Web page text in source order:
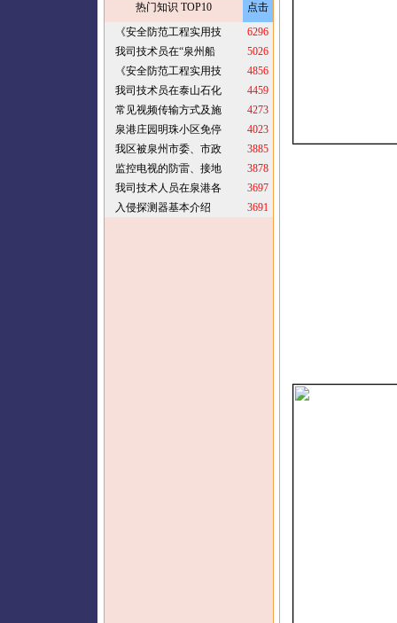
热门知识 TOP10
点击
《安全防范工程实用技
6296
我司技术员在“泉州船
5026
《安全防范工程实用技
4856
我司技术员在泰山石化
4459
常见视频传输方式及施
4273
泉港庄园明珠小区免停
4023
我区被泉州市委、市政
3885
监控电视的防雷、接地
3878
我司技术人员在泉港各
3697
入侵探测器基本介绍
3691